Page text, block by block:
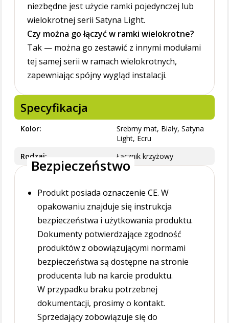
niezbędne jest użycie ramki pojedynczej lub
wielokrotnej serii Satyna Light.
Czy można go łączyć w ramki wielokrotne?
Tak — można go zestawić z innymi modułami
tej samej serii w ramach wielokrotnych,
zapewniając spójny wygląd instalacji.
Specyfikacja
Kolor
Srebrny mat, Biały, Satyna
Light, Ecru
Rodzaj
Łącznik krzyżowy
Bezpieczeństwo
Produkt posiada oznaczenie CE. W
opakowaniu znajduje się instrukcja
bezpieczeństwa i użytkowania produktu.
Dokumenty potwierdzające zgodność
produktów z obowiązującymi normami
bezpieczeństwa są dostępne na stronie
producenta lub na karcie produktu.
W przypadku braku potrzebnej
dokumentacji, prosimy o kontakt.
Sprzedający zobowiązuje się do